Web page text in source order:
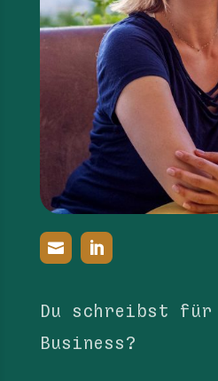
Du schreibst für
Business?